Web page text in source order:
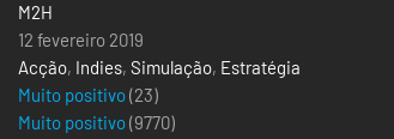
M2H
12 fevereiro 2019
Acção, Indies, Simulação, Estratégia
Muito positivo(23)
Muito positivo(9770)